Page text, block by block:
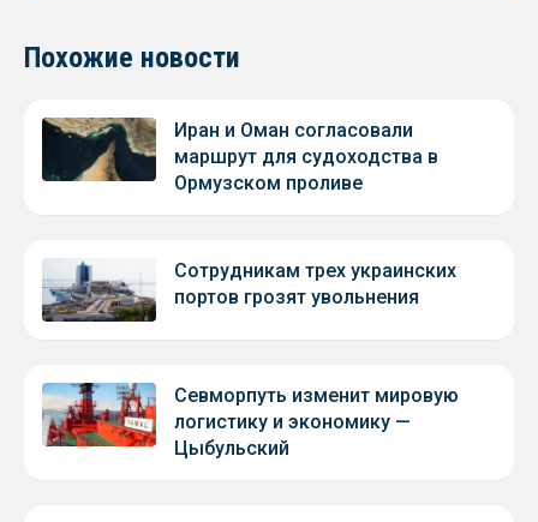
Похожие новости
Иран и Оман согласовали
маршрут для судоходства в
Ормузском проливе
Сотрудникам трех украинских
портов грозят увольнения
Севморпуть изменит мировую
логистику и экономику —
Цыбульский